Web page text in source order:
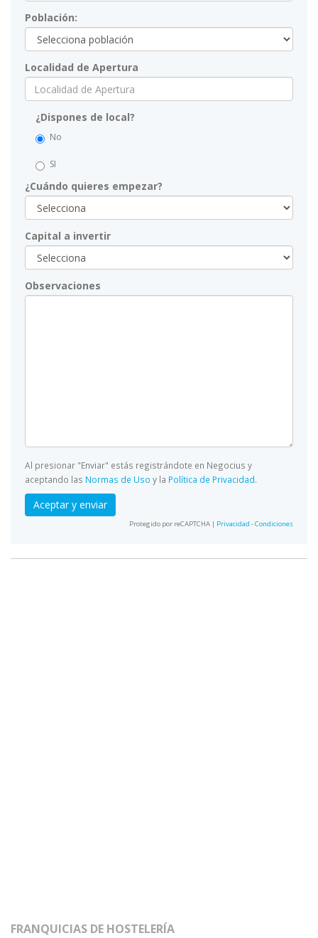
Población:
Localidad de Apertura
¿Dispones de local?
No
SI
¿Cuándo quieres empezar?
Capital a invertir
Observaciones
Al presionar "Enviar" estás registrándote en Negocius y
aceptando las Normas de Uso y la Política de Privacidad.
Aceptar y enviar
Protegido por reCAPTCHA | Privacidad -Condiciones
FRANQUICIAS DE HOSTELERÍA